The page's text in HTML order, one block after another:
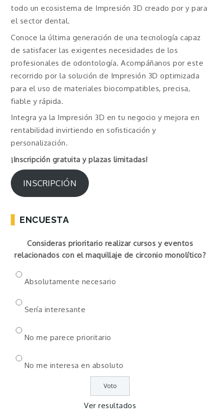
todo un ecosistema de Impresión 3D creado por y para
el sector dental.
Conoce la última generación de una tecnología capaz
de satisfacer las exigentes necesidades de los
profesionales de odontología. Acompáñanos por este
recorrido por la solución de Impresión 3D optimizada
para el uso de materiales biocompatibles, precisa,
fiable y rápida.
Integra ya la Impresión 3D en tu negocio y mejora en
rentabilidad invirtiendo en sofisticación y
personalización.
¡Inscripción gratuita y plazas limitadas!
INSCRIPCIÓN
ENCUESTA
Consideras prioritario realizar cursos y eventos
relacionados con el maquillaje de circonio monolítico?
Absolutamente necesario
Sería interesante
No me parece prioritario
No me interesa en absoluto
Ver resultados